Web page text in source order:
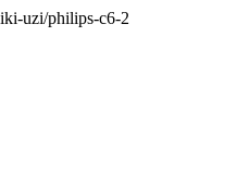
uzi/philips-c6-2